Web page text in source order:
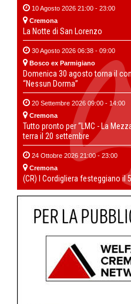
10 Agosto 2026 21:00 - 23:00
Cremona
La Notte di San Lorenzo
30 Agosto 2026 06:38 - 09:00
Bosco ex Parmigiano
Domenica 30 agosto torna il
“Nessun Dorma”
20 Settembre 2026 09:00 - 14:00
Cremona
Tutto pronto per “LMC - La
terra il 20 settembre
24 Ottobre 2026 21:00 - 23:00
Cremona
(CR) I Cordigliera festeggiano il